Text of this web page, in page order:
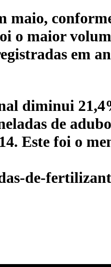
maio,
o maior
em
diminui
de
Este foi o
de-